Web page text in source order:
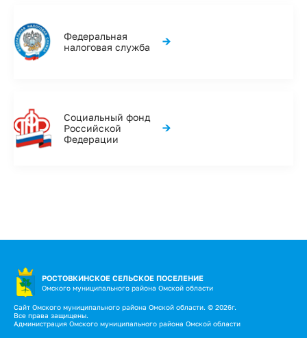
Федеральная
налоговая служба
→
Социальный фонд
Российской
Федерации
→
РОСТОВКИНСКОЕ СЕЛЬСКОЕ ПОСЕЛЕНИЕ
Омского муниципального района Омской области
Сайт Омского муниципального района Омской области. © 2026г.
Все права защищены.
Администрация Омского муниципального района Омской области